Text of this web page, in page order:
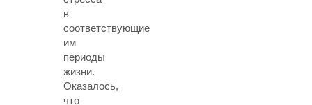
в
соответствующие
им
периоды
жизни.
Оказалось,
что